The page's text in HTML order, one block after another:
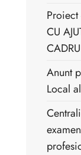
Proiect
CU
Anunt
Local